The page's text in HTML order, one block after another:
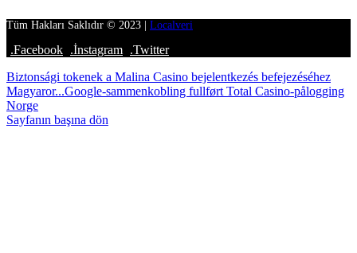
Tüm Hakları Saklıdır © 2023 | Localveri
.Facebook .İnstagram .Twitter
Biztonsági tokenek a Malina Casino bejelentkezés befejezéséhez
Magyaror...Google-sammenkobling fullført Total Casino-pålogging
Norge
Sayfanın başına dön